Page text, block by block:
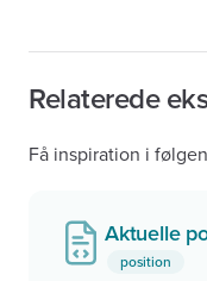
Relaterede
Få inspiration i
Aktuelle
position